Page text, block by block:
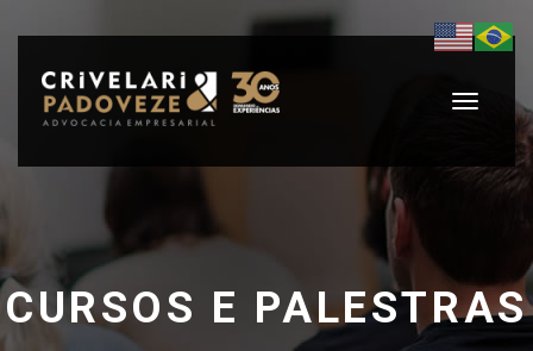
Toggle
CURSOS E PALESTRAS